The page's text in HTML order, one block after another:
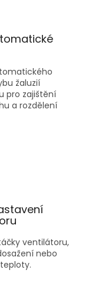
žaluzií
pro zajištění
a rozdělení
ventilátoru,
nebo